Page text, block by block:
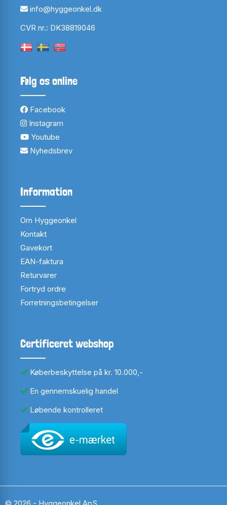
info@hyggeonkel.dk
CVR nr.: DK38819046
Følg os online
Facebook
Instagram
Youtube
Nyhedsbrev
Information
Om Hyggeonkel
Kontakt
Gavekort
EAN-faktura
Returvarer
Fortryd ordre
Forretningsbetingelser
Certificeret webshop
Køberbeskyttelse på kr. 10.000,-
En gennemskuelig handel
Løbende kontrolleret
© 2026 - Hyggeonkel ApS